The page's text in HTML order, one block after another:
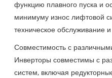
функцию плавного пуска и
минимуму износ лифтовой
техническое обслуживание
Совместимость с
Инверторы совместимы с
систем, включая